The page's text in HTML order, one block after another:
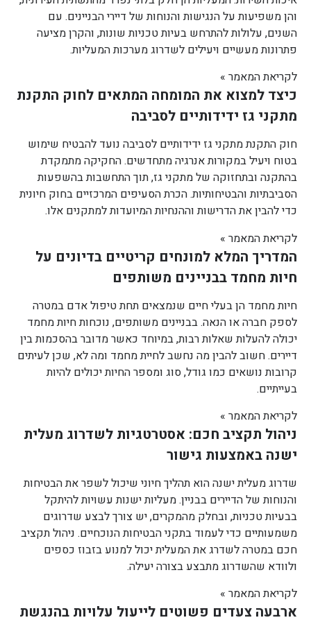
והן משפיעות על הנגישות והנוחות של דיירי הבניינים. עם
השנים, עלולות להתרחש בעיות טכניות שונות, והקרן מציעה
פתרונות מעשיים ויעילים לשדרוג מערכות המעליות.
לקריאת המאמר »
כיצד למצוא את המומחה המתאים לחוק התקנת
מתקני גז ידידותיים לסביבה
חוק התקנת מתקני גז ידידותיים לסביבה נועד להבטיח שימוש
בטוח ויעיל במקורות אנרגיה מתחדשים. החקיקה מתמקדת
בהתקנה ובתחזוקה של מתקני גז, תוך התחשבות בהשפעות
הסביבתיות והבטיחותיות. הכרת הסעיפים המרכזיים בחוק חיונית
כדי להבין את הדרישות וההנחיות המיועדות למתקנים אלו.
לקריאת המאמר »
המדריך המלא למונחים קריטיים בדיונים על
חיות מחמד בבניינים משותפים
חיות מחמד הן בעלי חיים שנמצאים תחת טיפול אדם במטרה
לספק חברה או הנאה. בבניינים משותפים, נוכחות חיות מחמד
יכולה להעלות שאלות רבות, במיוחד כאשר מדובר בהסכמות בין
דיירים. חשוב להבין מה נחשב לחיית מחמד ומה לא, שכן לעיתים
קרובות נושאים כמו גודל, סוג ומספר החיות יכולים להיות
בעייתיים.
לקריאת המאמר »
ניהול תקציב חכם: אסטרטגיות לשדרוג מעלית
ישנה באמצעות גישור
שדרוג מעלית ישנה הוא תהליך חיוני שיכול לשפר את הבטיחות
והנוחות של הדיירים בבניין. מעליות ישנות עשויות להיתקל
בבעיות טכניות, ובחלק מהמקרים, יש צורך לבצע שדרוגים
משמעותיים כדי לעמוד בתקני הבטיחות הנוכחיים. ניהול תקציב
חכם במטרה לשדרג את המעלית יכול למנוע בזבוז כספים
ולוודא שהשדרוג מתבצע בצורה יעילה.
לקריאת המאמר »
ארבעה צעדים פשוטים לייעול עלויות בהנגשת